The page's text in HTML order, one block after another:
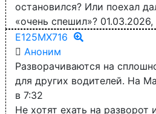
остановился? Или поехал
«очень спешил»? 01.03.2026,
Е125МХ716
Аноним
Разворачиваются на
для других водителей. На
в 7:32
Не хотят ехать на разворот